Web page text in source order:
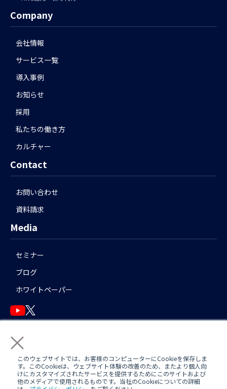
×
このウェブサイトでは、お客様のコンピューターにCookieを保存しま
す。このCookieは、ウェブサイト体験の改善のため、またより個人向
けにカスタマイズされたサービスを提供するためにこのサイトおよび
他のメディアで使用されるものです。当社のCookieについての詳細
Company
会社情報
サービス一覧
導入事例
お知らせ
採用
私たちの働き方
カルチャー
Contact
お問い合わせ
資料請求
Media
セミナー
ブログ
ホワイトペーパー
運用アシスタント利用規約(AWS/ Azure) 日中運用支援定型約款